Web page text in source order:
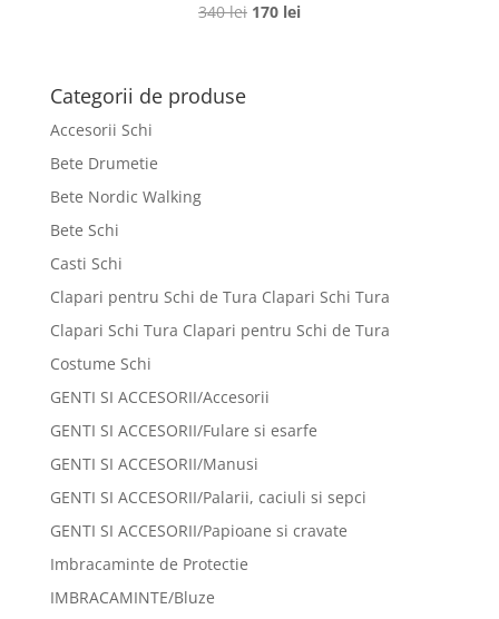
340lei Prețul
170 leiPrețul
Categorii de produse
Accesorii Schi
Bete Drumetie
Bete Nordic Walking
Bete Schi
Casti Schi
Clapari pentru Schi de Tura Clapari Schi Tura
Clapari Schi Tura Clapari pentru Schi de Tura
Costume Schi
GENTI SI ACCESORII/Accesorii
GENTI SI ACCESORII/Fulare si esarfe
GENTI SI ACCESORII/Manusi
GENTI SI ACCESORII/Palarii, caciuli si sepci
GENTI SI ACCESORII/Papioane si cravate
Imbracaminte de Protectie
IMBRACAMINTE/Bluze